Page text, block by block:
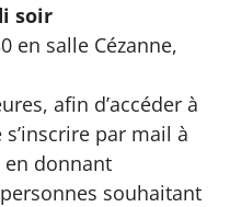
soir
en salle Cézanne,
afin d’accéder à
par mail à
donnant
souhaitant